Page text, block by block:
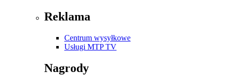
Reklama
Centrum wysyłkowe
Usługi MTP TV
Nagrody